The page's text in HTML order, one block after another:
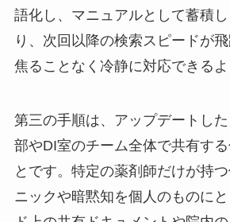
語化し、マニュアルとして蓄積
り、次回以降の検索スピードが飛
焦ることなく冷静に対応できるよ
第三の手順は、アップデートし
部やDI室のチーム全体で共有す
とです。特定の薬剤師だけが持
ニックや暗黙知を個人のものに